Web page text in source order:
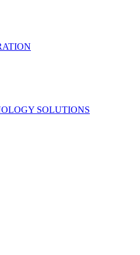
SOLUTIONS